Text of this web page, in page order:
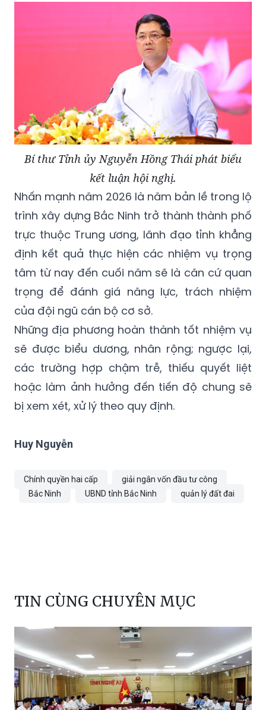
Bí thư Tỉnh ủy Nguyễn Hồng Thái phát biểu
kết luận hội nghị.
Nhấn mạnh năm 2026 là năm bản lề trong lộ
trình xây dựng Bắc Ninh trở thành thành phố
trực thuộc Trung ương, lãnh đạo tỉnh khẳng
định kết quả thực hiện các nhiệm vụ trọng
tâm từ nay đến cuối năm sẽ là căn cứ quan
trọng để đánh giá năng lực, trách nhiệm
của đội ngũ cán bộ cơ sở.
Những địa phương hoàn thành tốt nhiệm vụ
sẽ được biểu dương, nhân rộng; ngược lại,
các trường hợp chậm trễ, thiếu quyết liệt
hoặc làm ảnh hưởng đến tiến độ chung sẽ
bị xem xét, xử lý theo quy định.
Huy Nguyễn
Chính quyền hai cấp
giải ngân vốn đầu tư công
Bắc Ninh
UBND tỉnh Bắc Ninh quản lý đất đai
TIN CÙNG CHUYÊN MỤC